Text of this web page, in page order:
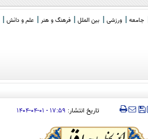
جامعه ورزشی بین الملل فرهنگ و هنر علم و دانش
تاریخ انتشار: ۱۷:۵۹ - ۰۱-۰۴-۱۴۰۴